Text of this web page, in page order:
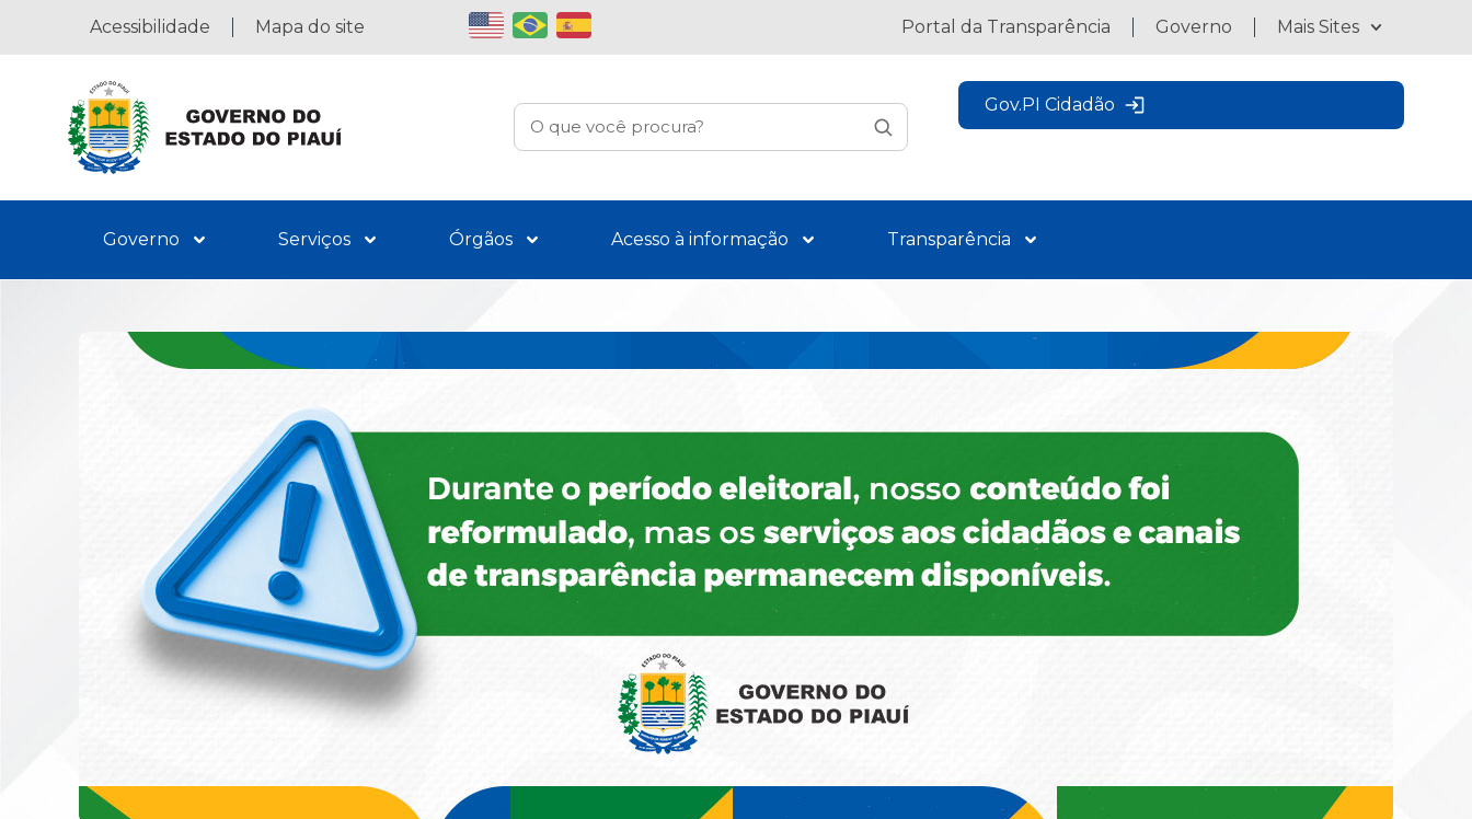
Acessibilidade Mapa do site Portal da Transparência Governo Mais Sites
Gov.PI Cidadão
Governo Serviços Órgãos Acesso à informação Transparência